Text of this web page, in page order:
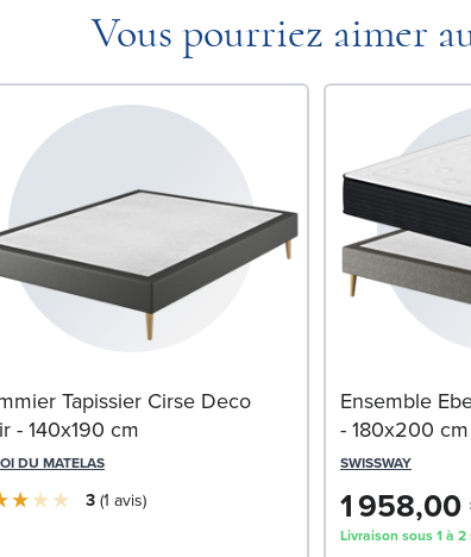
Vous pourriez aimer
Tapissier Cirse Deco
- 140x190 cm
DU MATELAS
3 1 avis
Ensemble
- 180x200 cm
SWISSWAY
1
Livraison sous 1 à